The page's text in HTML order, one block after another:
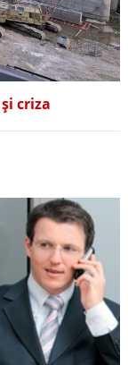
criza